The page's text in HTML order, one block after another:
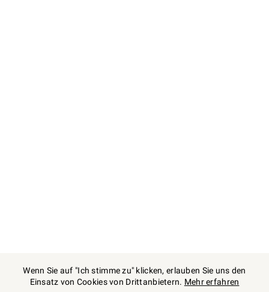
Wenn Sie auf "Ich stimme zu" klicken, erlauben Sie uns den
Einsatz von Cookies von Drittanbietern. Mehr erfahren